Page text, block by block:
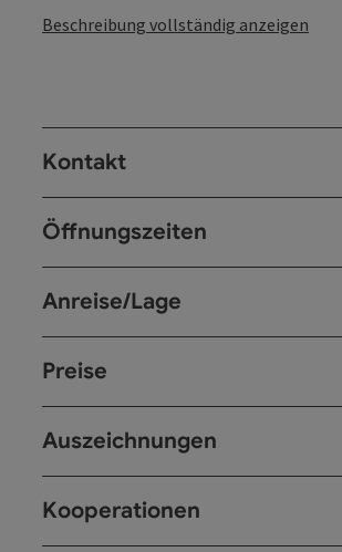
Beschreibung vollständig anzeigen
Kontakt
Öffnungszeiten
Anreise/Lage
Preise
Auszeichnungen
Kooperationen